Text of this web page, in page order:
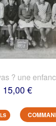
? une
15,00 €